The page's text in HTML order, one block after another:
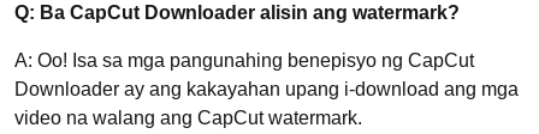
Q: Ba CapCut Downloader alisin ang watermark?
A: Oo! Isa sa mga pangunahing benepisyo ng CapCut
Downloader ay ang kakayahan upang i-download ang mga
video na walang ang CapCut watermark.